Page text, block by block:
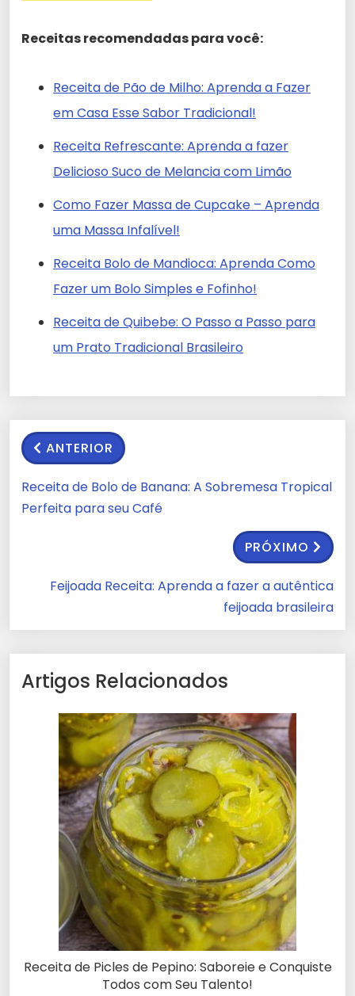
Receitas recomendadas para você:
Receita de Pão de Milho: Aprenda a Fazer
em Casa Esse Sabor Tradicional!
Receita Refrescante: Aprenda a fazer
Delicioso Suco de Melancia com Limão
Como Fazer Massa de Cupcake – Aprenda
uma Massa Infalível!
Receita Bolo de Mandioca: Aprenda Como
Fazer um Bolo Simples e Fofinho!
Receita de Quibebe: O Passo a Passo para
um Prato Tradicional Brasileiro
ANTERIOR
Receita de Bolo de Banana: A Sobremesa Tropical
Perfeita para seu Café
PRÓXIMO
Feijoada Receita: Aprenda a fazer a autêntica
feijoada brasileira
Artigos Relacionados
Receita de Picles de Pepino: Saboreie e Conquiste
Todos com Seu Talento!